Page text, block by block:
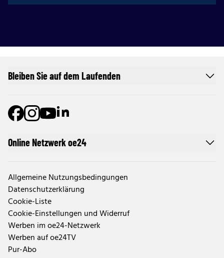
Online Netzwerk oe24
Allgemeine Nutzungsbedingungen
Datenschutzerklärung
Cookie-Liste
Cookie-Einstellungen und Widerruf
Werben im oe24-Netzwerk
Werben auf oe24TV
Pur-Abo
Bleiben Sie auf dem Laufenden